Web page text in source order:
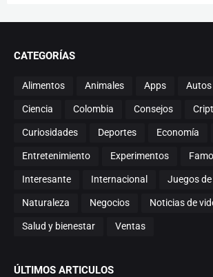
CATEGORÍAS
Alimentos Animales Apps Autos
Ciencia Colombia Consejos
Curiosidades Deportes Economía
Entretenimiento Experimentos
Interesante Internacional Juegos
Naturaleza Negocios Noticias de
Salud y bienestar Ventas
ÚLTIMOS ARTICULOS